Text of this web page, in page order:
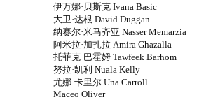
伊万娜·贝斯克 Ivana Basic
大卫·达根 David Duggan
纳赛尔·米马齐亚 Nasser Memarzia
阿米拉·加扎拉 Amira Ghazalla
托菲克·巴霍姆 Tawfeek Barhom
努拉·凯利 Nuala Kelly
尤娜·卡里尔 Una Carroll
Maceo Oliver